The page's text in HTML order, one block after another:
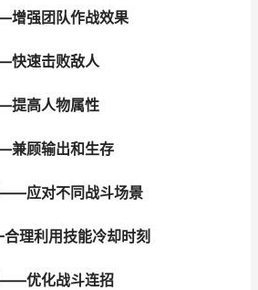
增强团队作战效果
快速击败敌人
提高人物属性
兼顾输出和生存
应对不同战斗场景
理利用技能冷却时刻
优化战斗连招